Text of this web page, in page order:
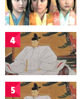
4
5